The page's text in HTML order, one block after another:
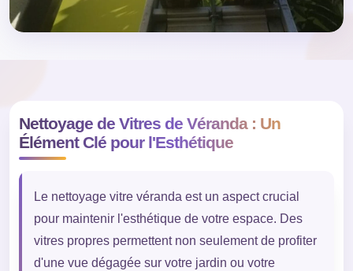
Nettoyage de Vitres de Véranda : Un
Élément Clé pour l'Esthétique
Le nettoyage vitre véranda est un aspect crucial
pour maintenir l'esthétique de votre espace. Des
vitres propres permettent non seulement de profiter
d'une vue dégagée sur votre jardin ou votre